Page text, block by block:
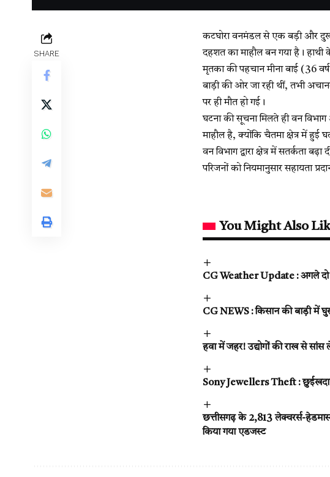
SHARE
कटघोरा वनमंडल से एक बड़ी और
दहशत का माहौल बन गया है। हाथी
मृतका की पहचान मीना बाई (36
बाड़ी की ओर जा रही थीं, तभी
पर ही मौत हो गई।
घटना की सूचना मिलते ही वन विभाग
माहौल है, क्योंकि चैतमा क्षेत्र में हुई
वन विभाग द्वारा क्षेत्र में सतर्कता
परिजनों को नियमानुसार सहायता
You Might Also
CG Weather Update : अगले दो
CG NEWS : किसान की बाड़ी में
हवा में जहर! उद्योगों की राख से सांस
Sony Jewellers Theft :
छत्तीसगढ़ के 2,813 लेक्चरर्स-
किया गया एडजस्ट